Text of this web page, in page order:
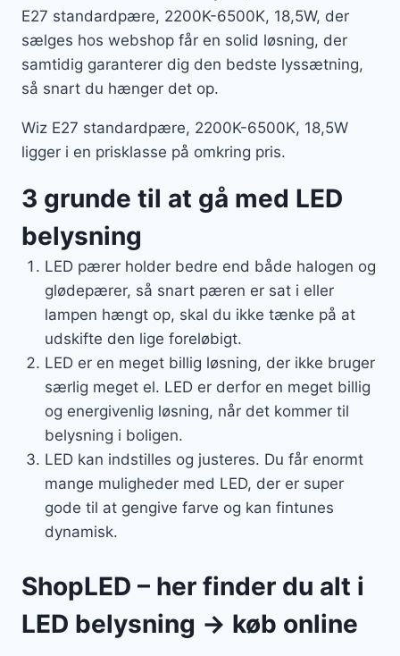
E27 standardpære, 2200K-6500K, 18,5W, der
sælges hos webshop får en solid løsning, der
samtidig garanterer dig den bedste lyssætning,
så snart du hænger det op.
Wiz E27 standardpære, 2200K-6500K, 18,5W
ligger i en prisklasse på omkring pris.
3 grunde til at gå med LED
belysning
LED pærer holder bedre end både halogen og
glødepærer, så snart pæren er sat i eller
lampen hængt op, skal du ikke tænke på at
udskifte den lige foreløbigt.
LED er en meget billig løsning, der ikke bruger
særlig meget el. LED er derfor en meget billig
og energivenlig løsning, når det kommer til
belysning i boligen.
LED kan indstilles og justeres. Du får enormt
mange muligheder med LED, der er super
gode til at gengive farve og kan fintunes
dynamisk.
ShopLED – her finder du alt i
LED belysning → køb online